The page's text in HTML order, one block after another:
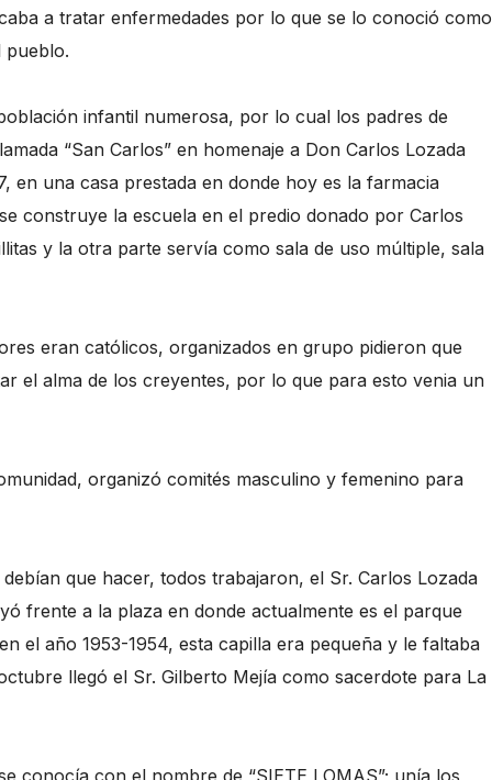
a tratar enfermedades por lo que se lo conoció como
pueblo.
infantil numerosa, por lo cual los padres de
“San Carlos” en homenaje a Don Carlos Lozada
en una casa prestada en donde hoy es la farmacia
construye la escuela en el predio donado por Carlos
y la otra parte servía como sala de uso múltiple, sala
eran católicos, organizados en grupo pidieron que
el alma de los creyentes, por lo que para esto venia un
organizó comités masculino y femenino para
que hacer, todos trabajaron, el Sr. Carlos Lozada
frente a la plaza en donde actualmente es el parque
el año 1953-1954, esta capilla era pequeña y le faltaba
llegó el Sr. Gilberto Mejía como sacerdote para La
conocía con el nombre de “SIETE LOMAS”; unía los